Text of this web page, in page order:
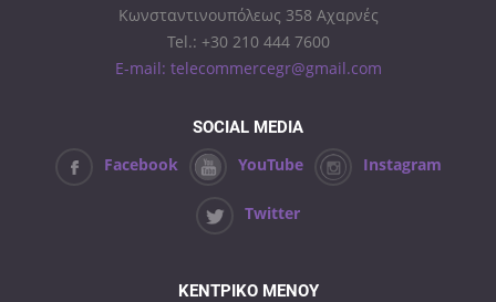
Κωνσταντινουπόλεως 358 Αχαρνές
Tel.: +30 210 444 7600
E-mail: telecommercegr@gmail.com
SOCIAL MEDIA
Facebook YouTube Instagram
Twitter
ΚΕΝΤΡΙΚΟ ΜΕΝΟΥ